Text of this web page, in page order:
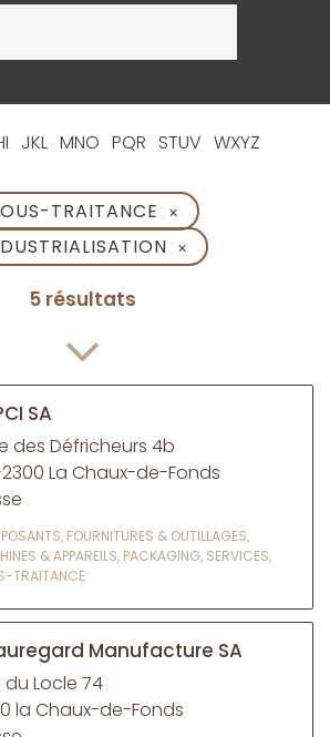
JKL MNO PQR STUV WXYZ
TRAITANCE ✕
✕
5 résultats
SA
des Défricheurs 4b
La Chaux-de-Fonds
FOURNITURES & OUTILLAGES,
& APPAREILS, PACKAGING, SERVICES,
TRAITANCE
Manufacture SA
du Locle 74
la Chaux-de-Fonds